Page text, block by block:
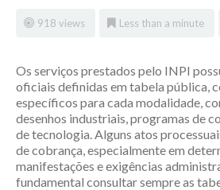
918 views Less than a minute
Os serviços prestados pelo INPI
oficiais definidas em tabela pública,
específicos para cada modalidade,
desenhos industriais, programas de
de tecnologia. Alguns atos
de cobrança, especialmente em
manifestações e exigências
fundamental consultar sempre as